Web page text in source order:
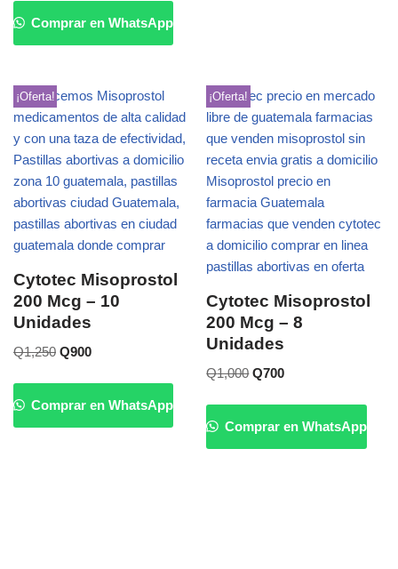
Comprar en WhatsApp
¡Oferta!
Cytotec Misoprostol
200 Mcg – 10
Unidades
Q1,250 Q900
Comprar en WhatsApp
¡Oferta!
Cytotec Misoprostol
200 Mcg – 8
Unidades
Q1,000 Q700
Comprar en WhatsApp